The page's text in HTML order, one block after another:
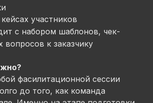
кейсах участников
с набором шаблонов, чек-
вопросов к заказчику
фасилитационной сессии
до того, как команда